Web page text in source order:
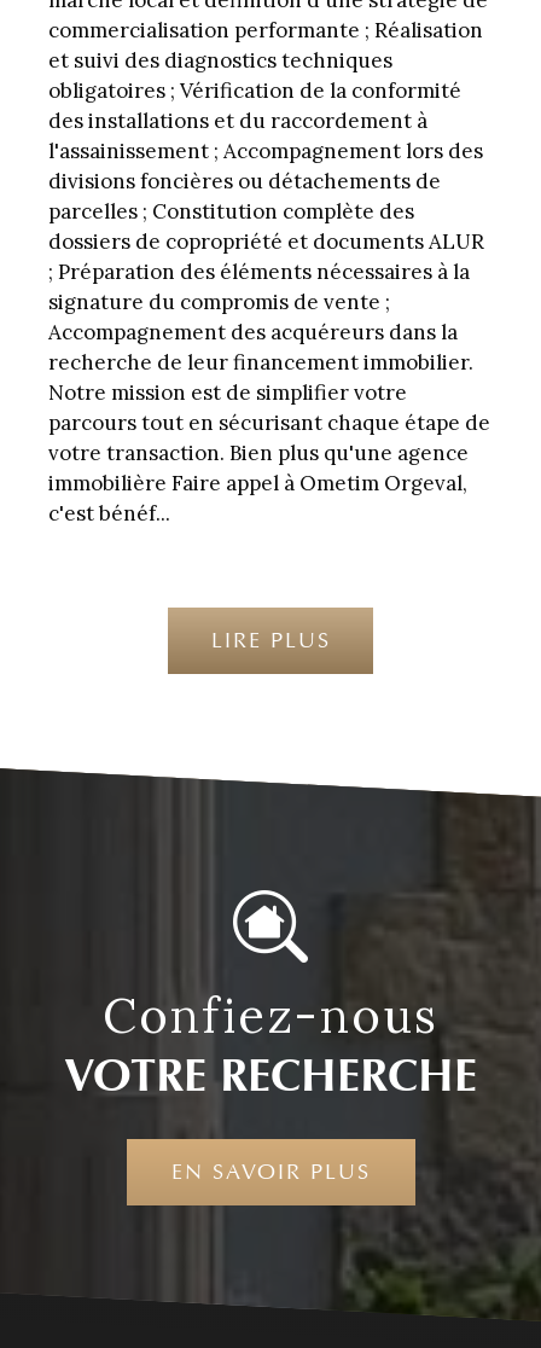
commercialisation performante ; Réalisation
et suivi des diagnostics techniques
obligatoires ; Vérification de la conformité
des installations et du raccordement à
l'assainissement ; Accompagnement lors des
divisions foncières ou détachements de
parcelles ; Constitution complète des
dossiers de copropriété et documents ALUR
; Préparation des éléments nécessaires à la
signature du compromis de vente ;
Accompagnement des acquéreurs dans la
recherche de leur financement immobilier.
Notre mission est de simplifier votre
parcours tout en sécurisant chaque étape de
votre transaction. Bien plus qu'une agence
immobilière Faire appel à Ometim Orgeval,
c'est bénéf...
LIRE PLUS
confiez-nous
VOTRE RECHERCHE
EN SAVOIR PLUS